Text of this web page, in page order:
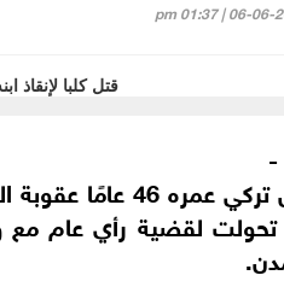
-
يواجه رجل
لقضية رأي عام مع